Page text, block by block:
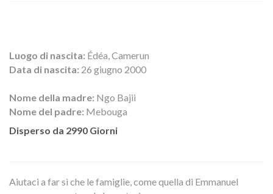
Luogo di nascita: Édéa, Camerun
Data di nascita: 26 giugno 2000
Nome della madre: Ngo Bajii
Nome del padre: Mebouga
Disperso da 2990 Giorni
Aiutaci a far sì che le famiglie, come quella di Emmanuel